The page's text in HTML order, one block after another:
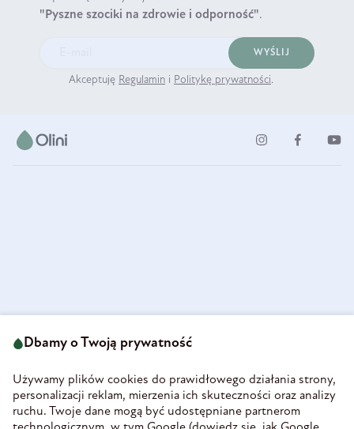
"Pyszne szociki na zdrowie i odporność".
WYŚLIJ
Akceptuję Regulamin i Politykę prywatności.
58-160 Świebodzice
REGON 890213034
INFORMACJE
Dbamy o Twoją prywatność
Używamy plików cookies do prawidłowego działania strony,
personalizacji reklam, mierzenia ich skuteczności oraz analizy
ruchu. Twoje dane mogą być udostępniane partnerom